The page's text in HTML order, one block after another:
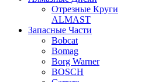
Отрезные Круги
ALMAST
Запасные Части
Bobcat
Bomag
Borg Warner
BOSCH